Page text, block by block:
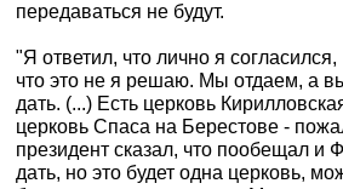
передаваться не будут.
"Я ответил, что лично я
что это не я решаю. Мы отдаем, а
дать. (...) Есть церковь
церковь Спаса на Берестове -
президент сказал, что пообещал и
дать, но это будет одна церковь,